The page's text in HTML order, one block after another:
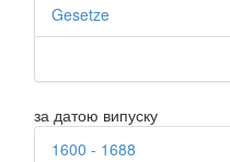
Gesetze
за датою випуску
1600 - 1688